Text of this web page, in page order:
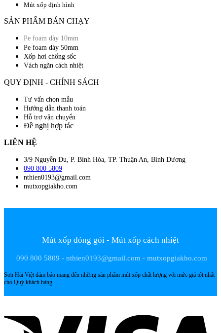
Mút xốp định hình
SẢN PHẨM BÁN CHẠY
Pe foam dày 10mm
Pe foam dày 50mm
Xốp hơi chống sốc
Vách ngăn cách nhiệt
QUY ĐỊNH - CHÍNH SÁCH
Tư vấn chọn mẫu
Hướng dẫn thanh toán
Hỗ trợ vận chuyển
Đề nghị hợp tác
LIÊN HỆ
3/9 Nguyễn Du, P. Bình Hòa, TP. Thuận An, Bình Dương
090 800 5809
nthien0193@gmail.com
mutxopgiakho.com
Mút xốp đóng gói - Mút xốp cách nhiệt
090 800 5809 - nthien0193@gmail.com - mutxopgiakho.com
Sơn Hải Việt đảm bảo mang đến những sản phẩm mút xốp chất lượng với mức giá tốt nhất
cho Quý khách hàng